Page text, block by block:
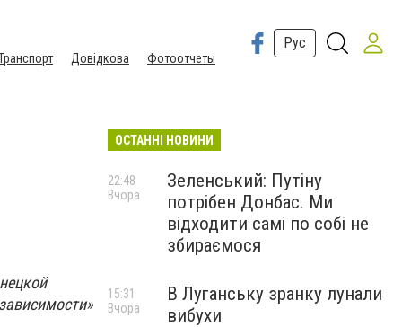
Довідкова Фотоотчеты
Рус
ОСТАННІ НОВИНИ
Зеленський: Путіну
потрібен Донбас. Ми
відходити самі по собі не
збираємося
22:48
Вчора
В Луганську зранку лунали
вибухи
15:31
Вчора